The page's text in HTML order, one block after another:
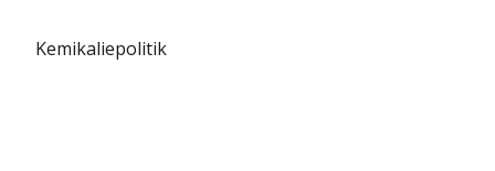
Kemikaliepolitik